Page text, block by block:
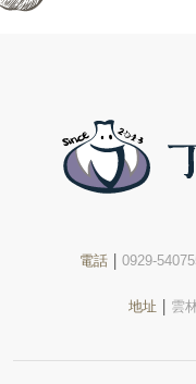
電話| 0929-
地址 | 雲